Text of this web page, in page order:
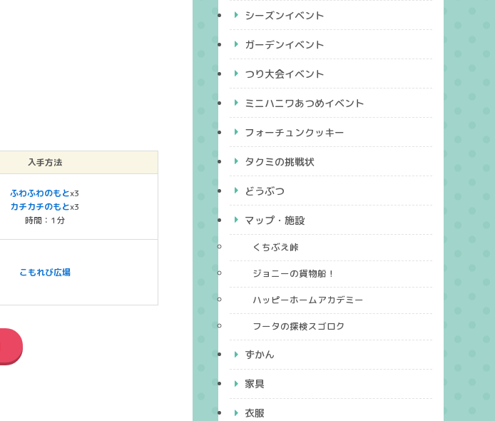
入手方法
ふわふわのもとx3
カチカチのもとx3
時間：1分
こもれび広場
シーズンイベント
ガーデンイベント
つり大会イベント
ミニハニワあつめイベント
フォーチュンクッキー
タクミの挑戦状
どうぶつ
マップ・施設
くちぶえ峠
ジョニーの貨物船！
ハッピーホームアカデミー
フータの探検スゴロク
ずかん
家具
衣服